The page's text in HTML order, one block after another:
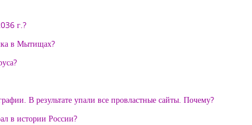
г.?
в Мытищах?
В результате упали все провластные сайты. Почему?
в истории России?